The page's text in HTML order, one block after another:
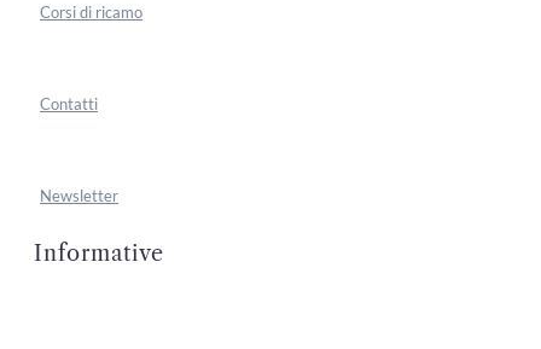
Corsi di ricamo
Contatti
Newsletter
Informative